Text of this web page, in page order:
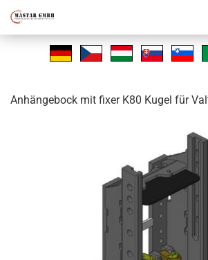
An­hän­ge­bock mit fixer K80 Kugel für